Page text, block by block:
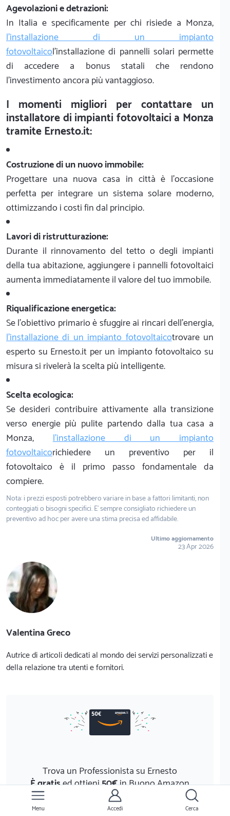
Agevolazioni e detrazioni:
In Italia e specificamente per chi risiede a Monza,
l'installazione di un impianto
fotovoltaicol'installazione di pannelli solari permette
di accedere a bonus statali che rendono
l'investimento ancora più vantaggioso.
I momenti migliori per contattare un
installatore di impianti fotovoltaici a Monza
tramite Ernesto.it:
Costruzione di un nuovo immobile:
Progettare una nuova casa in città è l'occasione
perfetta per integrare un sistema solare moderno,
ottimizzando i costi fin dal principio.
Lavori di ristrutturazione:
Durante il rinnovamento del tetto o degli impianti
della tua abitazione, aggiungere i pannelli fotovoltaici
aumenta immediatamente il valore del tuo immobile.
Riqualificazione energetica:
Se l'obiettivo primario è sfuggire ai rincari dell'energia,
l'installazione di un impianto fotovoltaicotrovare un
esperto su Ernesto.it per un impianto fotovoltaico su
misura si rivelerà la scelta più intelligente.
Scelta ecologica:
Se desideri contribuire attivamente alla transizione
verso energie più pulite partendo dalla tua casa a
Monza,l'installazione di un impianto
fotovoltaicorichiedere un preventivo per il
fotovoltaico è il primo passo fondamentale da
compiere.
Nota: i prezzi esposti potrebbero variare in base a fattori limitanti, non
conteggiati o bisogni specifici. E' sempre consigliato richiedere un
preventivo ad hoc per avere una stima precisa ed affidabile.
Ultimo aggiornamento
23 Apr 2026
Valentina Greco
Autrice di articoli dedicati al mondo dei servizi personalizzati e
della relazione tra utenti e fornitori.
Trova un Professionista su Ernesto
È gratised ottieni50€in Buono Amazon
Scopri di più
Menu Accedi Cerca